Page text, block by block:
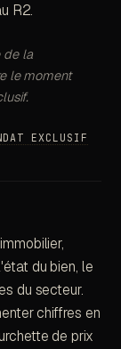
R2.
de la
le moment
EXCLUSIF
du bien, le
du secteur.
chiffres en
de prix